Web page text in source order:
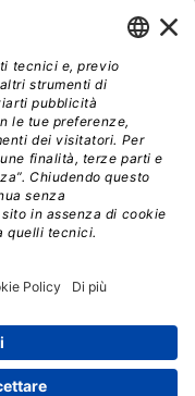
amministrazione,
riservati | Partita IVA e C.F.